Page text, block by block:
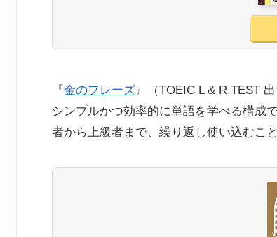
『 金のフレーズ』（TOEIC L & R TEST
シンプルかつ効率的に単語を学べる構成
者から上級者まで、繰り返し使い込むこ